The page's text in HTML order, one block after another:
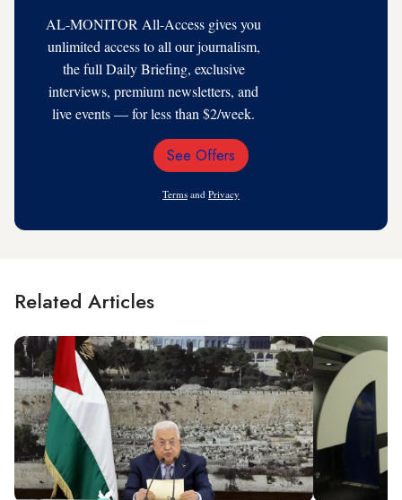
AL-MONITOR All-Access gives you
unlimited access to all our journalism,
the full Daily Briefing, exclusive
interviews, premium newsletters, and
live events — for less than $2/week.
Email
See Offers
Terms and Privacy
Related Articles